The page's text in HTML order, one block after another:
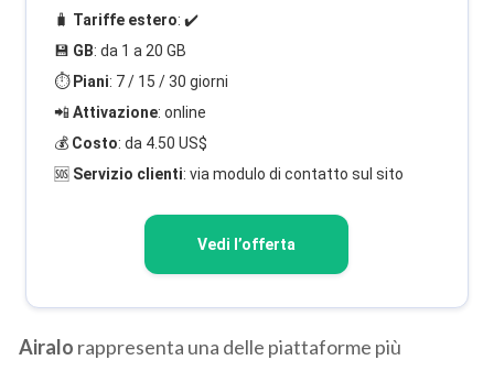
🧳 Tariffe estero: ✔️
💾 GB: da 1 a 20 GB
⏱️ Piani: 7 / 15 / 30 giorni
📲Attivazione: online
💰 Costo: da 4.50 US$
🆘 Servizio clienti: via modulo di contatto sul sito
Vedi l’offerta
Airalo rappresenta una delle piattaforme più